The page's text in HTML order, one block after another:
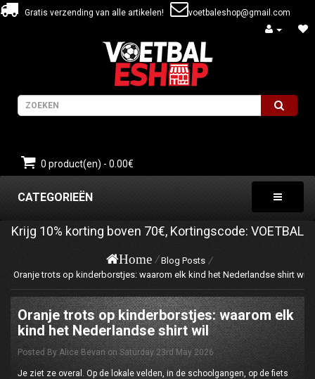
Gratis verzending van alle artikelen! voetbaleshop@gmail.com
0 product(en) - 0.00€
CATEGORIEËN
Krijg 10% korting boven 70€, Kortingscode: VOETBAL
Home
Blog Posts
Oranje trots op kinderborstjes: waarom elk kind het Nederlandse shirt wil
Oranje trots op kinderborstjes: waarom elk
kind het Nederlandse shirt wil
Posted By Alice Bevan on Saturday 23rd May 2026
Je ziet ze overal. Op de lokale velden, in de schoolgangen, op de fiets